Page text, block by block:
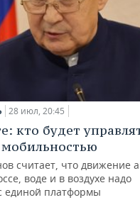
28 июл, 20:45
кто будет
считает, что движение
воде и в воздухе надо
единой платформы